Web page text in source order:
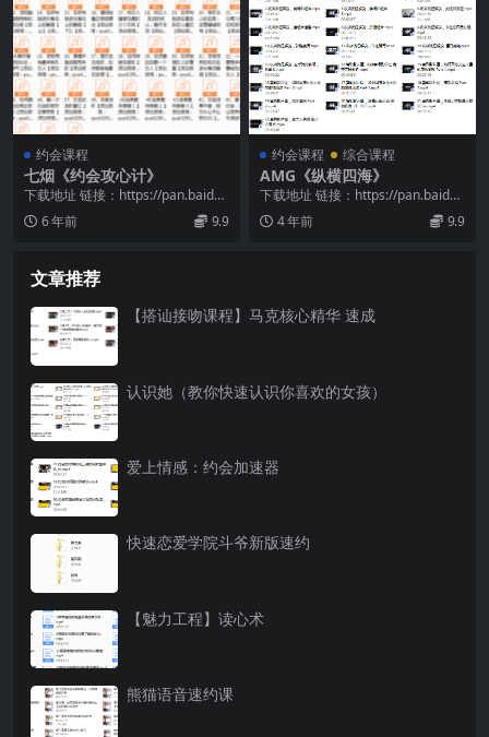
约会课程
七烟《约会攻心计》
下载地址 链接：https://pan.baidu.
com/s/1qWo7Lky...
6 年前 9.9
约会课程 综合课程
AMG《纵横四海》
下载地址 链接：https://pan.baidu.
com/s/1kD8LIqS...
4 年前 9.9
文章推荐
【搭讪接吻课程】马克核心精华 速成
认识她（教你快速认识你喜欢的女孩）
爱上情感：约会加速器
快速恋爱学院斗爷新版速约
【魅力工程】读心术
熊猫语音速约课